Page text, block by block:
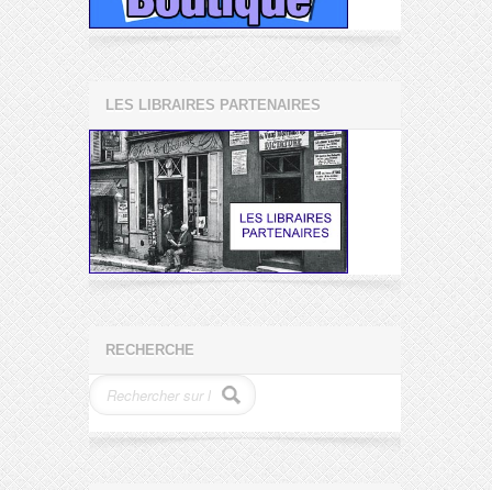
LES LIBRAIRES PARTENAIRES
RECHERCHE